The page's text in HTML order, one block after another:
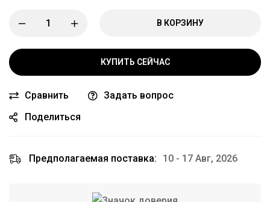
В КОРЗИНУ
КУПИТЬ СЕЙЧАС
Сравнить
Задать вопрос
Поделиться
Предполагаемая поставка: 10 - 17 Авг, 2026